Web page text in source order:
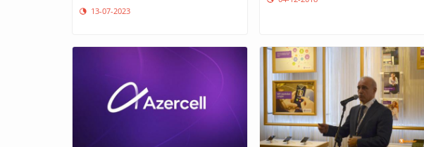
13-07-2023